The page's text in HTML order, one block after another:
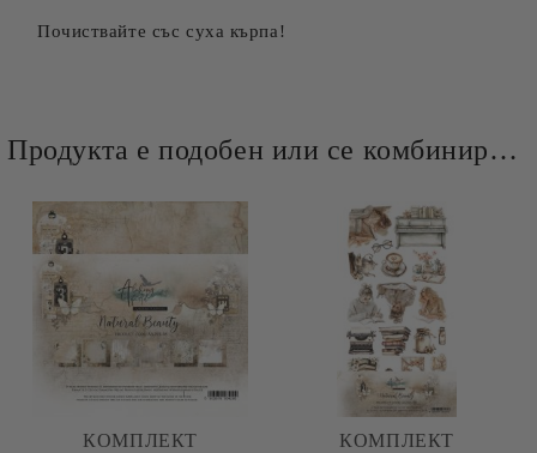
Почиствайте със суха кърпа!
Продукта е подобен или се комбинира добре и със следните продукти :
КОМПЛЕКТ
КОМПЛЕКТ